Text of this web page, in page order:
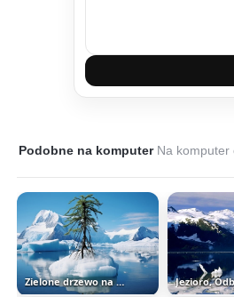
Podobne na komputer Na komputer
Zielone drzewo na krze i góry... Jezioro,